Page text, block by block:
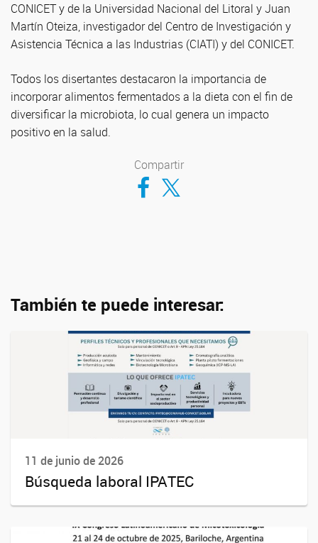
CONICET y de la Universidad Nacional del Litoral y Juan
Martín Oteiza, investigador del Centro de Investigación y
Asistencia Técnica a las Industrias (CIATI) y del CONICET.
Todos los disertantes destacaron la importancia de
incorporar alimentos fermentados a la dieta con el fin de
diversificar la microbiota, lo cual genera un impacto
positivo en la salud.
Compartir
Compartir en Facebook
Compartir en Twitter
También te puede interesar:
11 de junio de 2026
Búsqueda laboral IPATEC